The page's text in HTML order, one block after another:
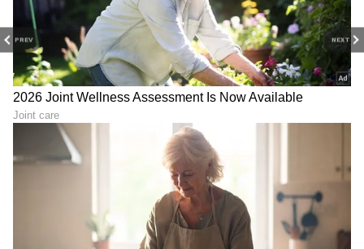
PREV NEXT